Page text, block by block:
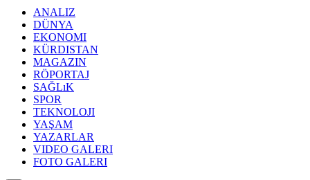
ANALIZ
DÜNYA
EKONOMI
KÜRDISTAN
MAGAZIN
RÖPORTAJ
SAĞLıK
SPOR
TEKNOLOJI
YAŞAM
YAZARLAR
VIDEO GALERI
FOTO GALERI